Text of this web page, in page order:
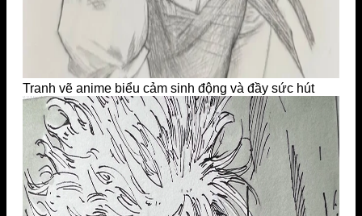
Tranh vẽ anime biểu cảm sinh động và đầy sức hút